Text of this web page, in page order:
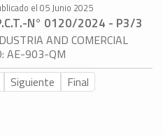
el 05 Junio 2025
N° 0120/2024 - P3/3
AND COMERCIAL
AE-903-QM
Siguiente
Final